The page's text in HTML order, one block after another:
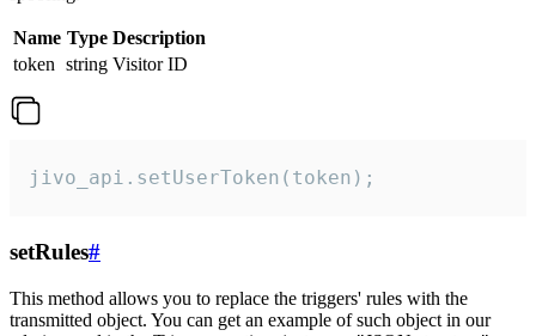
Name Type Description
token string Visitor ID
jivo_api.setUserToken(token);
setRules#
This method allows you to replace the triggers' rules with the
transmitted object. You can get an example of such object in our